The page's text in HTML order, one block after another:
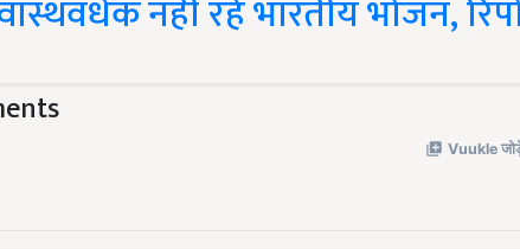
नहीं रहे भारतीय भोजन,